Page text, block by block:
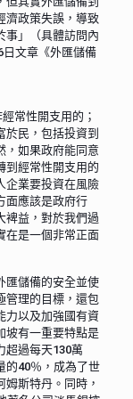
濟政策失誤，導致
事」（具體訪問內
文章《外匯儲備
常性開支用的；
於民，包括投資到
，如果政府能同意
到經常性開支用的
企業要投資在風險
面應該是政府行
裨益，對於我們過
在是一個非常正面
匯儲備的安全並使
管理的目標，還包
力以及加強國有資
坡有一重要特點是
超過每天130萬
的40％，成為了世
斯特丹。同時，